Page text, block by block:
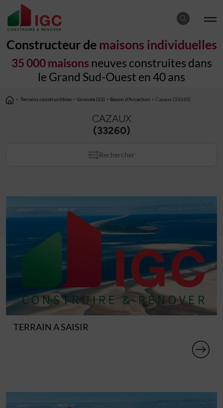
Constructeur de maisons individuelles
35 000 maisons neuves construites dans
le Grand Sud-Ouest en 40 ans
> Terrains constructibles > Gironde (33) > Bassin d’Arcachon > Cazaux (33260)
CAZAUX
(33260)
Rechercher
TERRAIN A SAISIR